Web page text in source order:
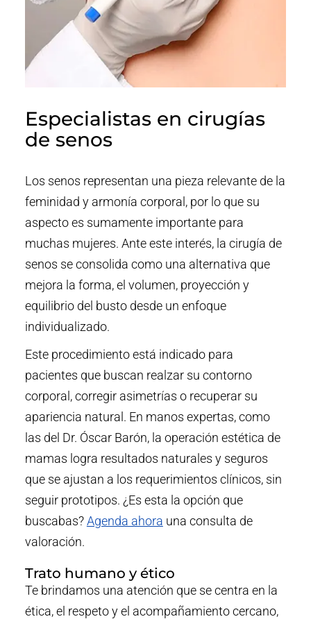
Especialistas en cirugías
de senos
Los senos representan una pieza relevante de la
feminidad y armonía corporal, por lo que su
aspecto es sumamente importante para
muchas mujeres. Ante este interés, la cirugía de
senos se consolida como una alternativa que
mejora la forma, el volumen, proyección y
equilibrio del busto desde un enfoque
individualizado.
Este procedimiento está indicado para
pacientes que buscan realzar su contorno
corporal, corregir asimetrías o recuperar su
apariencia natural. En manos expertas, como
las del Dr. Óscar Barón, la operación estética de
mamas logra resultados naturales y seguros
que se ajustan a los requerimientos clínicos, sin
seguir prototipos. ¿Es esta la opción que
buscabas?Agenda ahora una consulta de
valoración.
Trato humano y ético
Te brindamos una atención que se centra en la
ética, el respeto y el acompañamiento cercano,